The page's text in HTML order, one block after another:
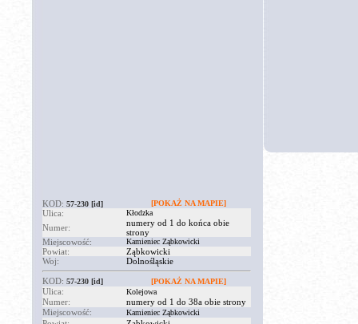
KOD: 57-230 [id] [POKAŻ NA MAPIE]
Ulica: Kłodzka
Numer:
numery od 1 do końca obie
strony
Miejscowość:
Kamieniec Ząbkowicki
Powiat:
Ząbkowicki
Woj:
Dolnośląskie
KOD: 57-230 [id] [POKAŻ NA MAPIE]
Ulica: Kolejowa
Numer:
numery od 1 do 38a obie strony
Miejscowość:
Kamieniec Ząbkowicki